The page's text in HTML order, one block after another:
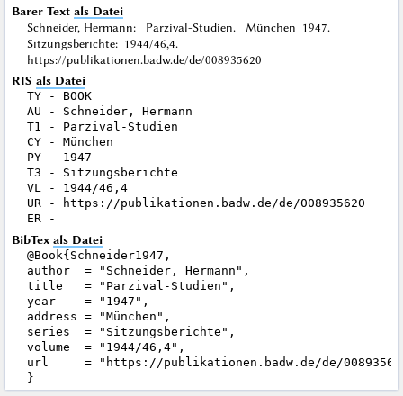
Barer Text als Datei
Schneider, Hermann: Parzival-Studien. München 1947.
Sitzungsberichte: 1944/46,4.
https://publikationen.badw.de/de/008935620
RIS als Datei
TY - BOOK
AU - Schneider, Hermann
T1 - Parzival-Studien
CY - München
PY - 1947
T3 - Sitzungsberichte
VL - 1944/46,4
UR - https://publikationen.badw.de/de/008935620
BibTex als Datei
@Book{Schneider1947,
author  = "Schneider, Hermann",
title   = "Parzival-Studien",
year    = "1947",
address = "München",
series  = "Sitzungsberichte",
volume  = "1944/46,4",
url     = "https://publikationen.badw.de/de/